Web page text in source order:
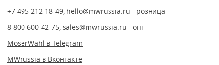
+7 495 212-18-49, hello@mwrussia.ru - розница
8 800 600-42-75, sales@mwrussia.ru - опт
MoserWahl в Telegram
MWrussia в Вконтакте